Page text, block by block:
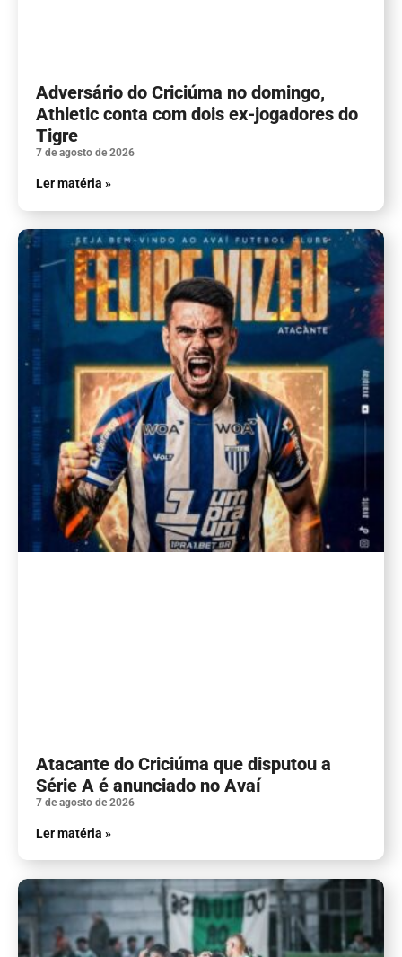
Adversário do Criciúma no domingo,
Athletic conta com dois ex-jogadores do
Tigre
7 de agosto de 2026
Ler matéria »
Atacante do Criciúma que disputou a
Série A é anunciado no Avaí
7 de agosto de 2026
Ler matéria »